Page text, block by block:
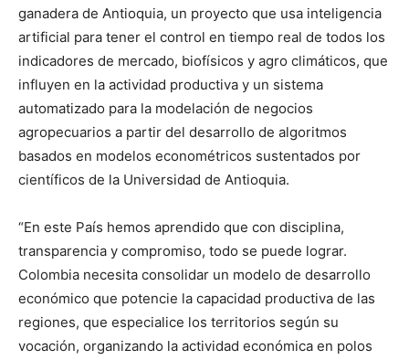
ganadera de Antioquia, un proyecto que usa inteligencia
artificial para tener el control en tiempo real de todos los
indicadores de mercado, biofísicos y agro climáticos, que
influyen en la actividad productiva y un sistema
automatizado para la modelación de negocios
agropecuarios a partir del desarrollo de algoritmos
basados en modelos econométricos sustentados por
científicos de la Universidad de Antioquia.
“En este País hemos aprendido que con disciplina,
transparencia y compromiso, todo se puede lograr.
Colombia necesita consolidar un modelo de desarrollo
económico que potencie la capacidad productiva de las
regiones, que especialice los territorios según su
vocación, organizando la actividad económica en polos